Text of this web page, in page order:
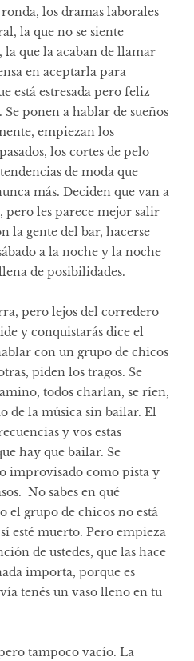
los dramas laborales
la que no se siente
que la acaban de llamar
en aceptarla para
está estresada pero feliz
ponen a hablar de sueños
empiezan los
los cortes de pelo
de moda que
más. Deciden que van a
les parece mejor salir
la gente del bar, hacerse
a la noche y la noche
de posibilidades.
pero lejos del corredero
y conquistarás dice el
con un grupo de chicos
piden los tragos. Se
todos charlan, se ríen,
de la música sin bailar. El
y vos estas
hay que bailar. Se
improvisado como pista y
No sabes en qué
el grupo de chicos no está
esté muerto. Pero empieza
de ustedes, que las hace
importa, porque es
tenés un vaso lleno en tu
tampoco vacío. La